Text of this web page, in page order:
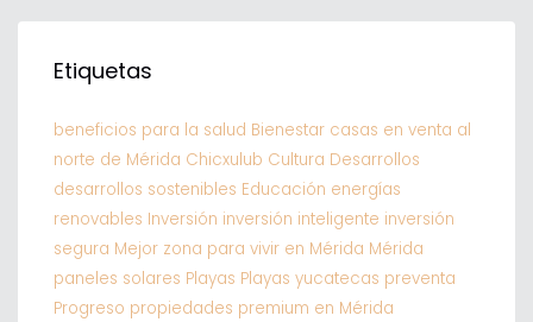
Etiquetas
beneficios para la salud Bienestar casas en venta al
norte de Mérida Chicxulub Cultura Desarrollos
desarrollos sostenibles Educación energías
renovables Inversión inversión inteligente inversión
segura Mejor zona para vivir en Mérida Mérida
paneles solares Playas Playas yucatecas preventa
Progreso propiedades premium en Mérida